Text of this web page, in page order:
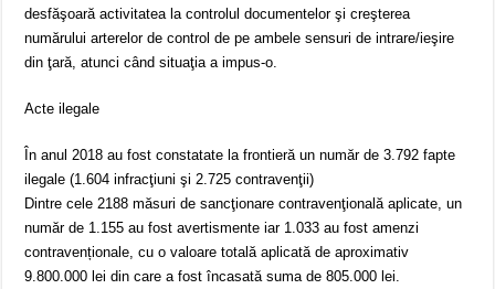
desfăşoară activitatea la controlul documentelor şi creşterea
numărului arterelor de control de pe ambele sensuri de intrare/ieşire
din ţară, atunci când situaţia a impus-o.
Acte ilegale
În anul 2018 au fost constatate la frontieră un număr de 3.792 fapte
ilegale (1.604 infracţiuni şi 2.725 contravenţii)
Dintre cele 2188 măsuri de sancţionare contravenţională aplicate, un
număr de 1.155 au fost avertismente iar 1.033 au fost amenzi
contravenționale, cu o valoare totală aplicată de aproximativ
9.800.000 lei din care a fost încasată suma de 805.000 lei.